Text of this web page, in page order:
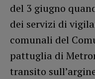
del 3 giugno
dei servizi di
comunali del
pattuglia di
transito